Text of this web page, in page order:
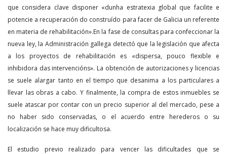
que considera clave disponer «dunha estratexia global que facilite e
potencie a recuperación do construído para facer de Galicia un referente
en materia de rehabilitación».En la fase de consultas para confeccionar la
nueva ley, la Administración gallega detectó que la legislación que afecta
a los proyectos de rehabilitación es «dispersa, pouco flexible e
inhibidora das intervencións». La obtención de autorizaciones y licencias
se suele alargar tanto en el tiempo que desanima a los particulares a
llevar las obras a cabo. Y finalmente, la compra de estos inmuebles se
suele atascar por contar con un precio superior al del mercado, pese a
no haber sido conservadas, o el acuerdo entre herederos o su
localización se hace muy dificultosa.
El estudio previo realizado para vencer las dificultades que se